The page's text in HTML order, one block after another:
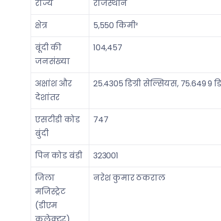
राज्य
राजस्थान
क्षेत्र
5,550 किमी²
बूंदी की
जनसंख्या
104,457
अक्षांश और
देशांतर
25.4305 डिग्री सेल्सियस, 75.649 9
एसटीडी कोड
बुंदी
747
पिन कोड बंडी
323001
जिला
मजिस्ट्रेट
(डीएम
नरेश कुमार ठकराल